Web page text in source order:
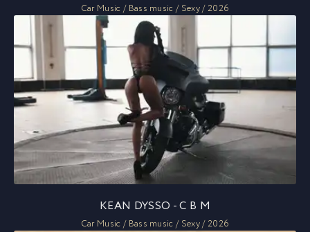
Car Music / Bass music / Sexy / 2026
KEAN DYSSO - C B M
Car Music / Bass music / Sexy / 2026